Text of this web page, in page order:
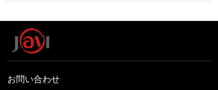
属を異物でコーティングするのではなく、アル
ミニウム自体をより高密度で硬い化合物、つま
りアルミナとしても知られる酸化アルミニウム
では...
お問い合わせ